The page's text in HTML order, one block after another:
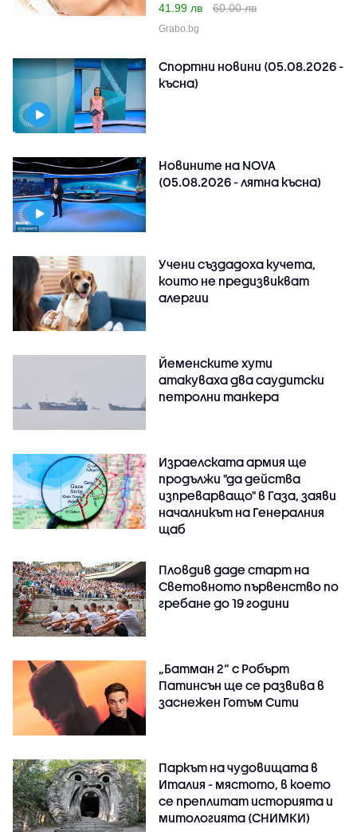
41.99 лв
60.00 лв
Grabo.bg
Спортни новини (05.08.2026 -
късна)
Новините на NOVA
(05.08.2026 - лятна късна)
Учени създадоха кучета,
които не предизвикват
алергии
Йеменските хути
атакуваха два саудитски
петролни танкера
Израелската армия ще
продължи "да действа
изпреварващо" в Газа, заяви
началникът на Генералния
щаб
Пловдив даде старт на
Световното първенство по
гребане до 19 години
„Батман 2“ с Робърт
Патинсън ще се развива в
заснежен Готъм Сити
Паркът на чудовищата в
Италия - мястото, в което
се преплитат историята и
митологията (СНИМКИ)